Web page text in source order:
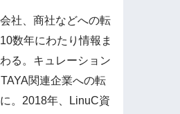
社、商社などへの転
数年にわたり情報ま
る。キュレーション
関連企業への転
。2018年、LinuC資